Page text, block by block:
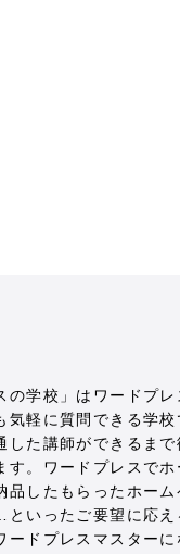
の学校」はワードプ
気軽に質問できる学校
した講師ができるま
す。ワードプレスでホ
品したもらったホーム
いったご要望に応え
ードプレスマスターに